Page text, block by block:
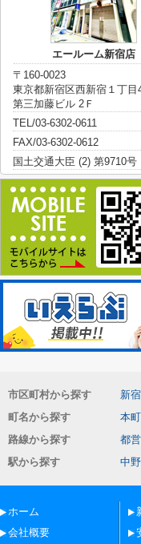
エールーム新宿店
〒160-0023
東京都新宿区西新宿１丁目
第三加藤ビル 2Ｆ
TEL/03-6302-0611
FAX/03-6302-0612
国土交通大臣 (2) 第9710号
市区町村から探す 新
町名から探す
本町
路線から探す
都
駅から探す
中野
ホーム
会社概要